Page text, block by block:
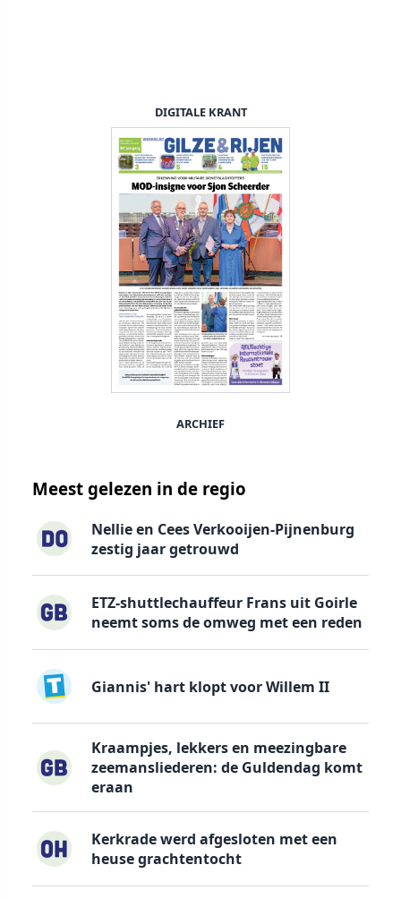
DIGITALE KRANT
ARCHIEF
Meest gelezen in de regio
Nellie en Cees Verkooijen-Pijnenburg
zestig jaar getrouwd
ETZ-shuttlechauffeur Frans uit Goirle
neemt soms de omweg met een reden
Giannis' hart klopt voor Willem II
Kraampjes, lekkers en meezingbare
zeemansliederen: de Guldendag komt
eraan
Kerkrade werd afgesloten met een
heuse grachtentocht